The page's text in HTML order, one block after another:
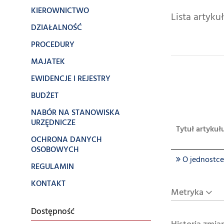
KIEROWNICTWO
DZIAŁALNOŚĆ
PROCEDURY
MAJATEK
EWIDENCJE I REJESTRY
BUDŻET
NABÓR NA STANOWISKA
URZĘDNICZE
OCHRONA DANYCH
OSOBOWYCH
REGULAMIN
KONTAKT
Dostępność
Lista
Tytuł
O jednostce
Metryka